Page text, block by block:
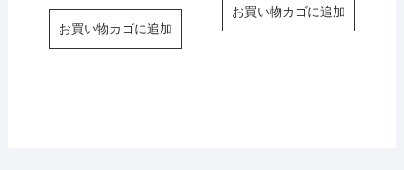
お買い物カゴに追加
お買い物カゴに追加